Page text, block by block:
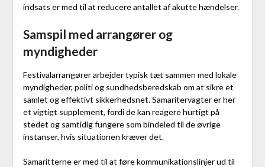
indsats er med til at reducere antallet af akutte hændelser.
Samspil med arrangører og
myndigheder
Festivalarrangører arbejder typisk tæt sammen med lokale
myndigheder, politi og sundhedsberedskab om at sikre et
samlet og effektivt sikkerhedsnet. Samaritervagter er her
et vigtigt supplement, fordi de kan reagere hurtigt på
stedet og samtidig fungere som bindeled til de øvrige
instanser, hvis situationen kræver det.
Samaritterne er med til at føre kommunikationslinjer ud til